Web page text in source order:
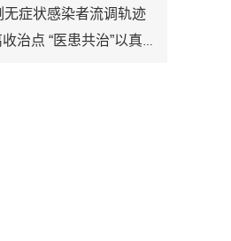
症状感染者流调轨迹
“医患共治”以真心换真心